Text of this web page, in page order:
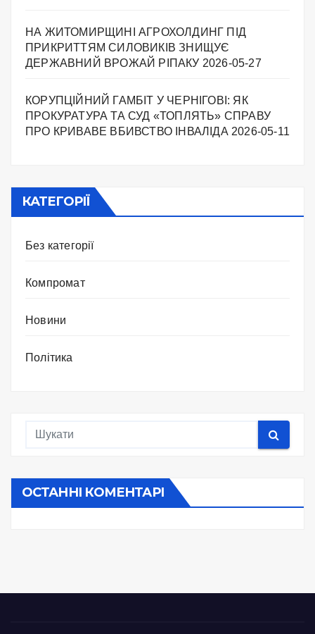
НА ЖИТОМИРЩИНІ АГРОХОЛДИНГ ПІД
ПРИКРИТТЯМ СИЛОВИКІВ ЗНИЩУЄ
ДЕРЖАВНИЙ ВРОЖАЙ РІПАКУ ​ 2026-05-27
КОРУПЦІЙНИЙ ГАМБІТ У ЧЕРНІГОВІ: ЯК
ПРОКУРАТУРА ТА СУД «ТОПЛЯТЬ» СПРАВУ
ПРО КРИВАВЕ ВБИВСТВО ІНВАЛІДА 2026-05-11
КАТЕГОРІЇ
Без категорії
Компромат
Новини
Політика
ОСТАННІ КОМЕНТАРІ